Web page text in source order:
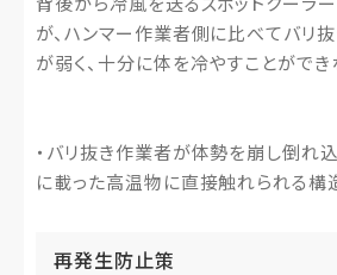
が、ハンマー作業者側に比べてバリ
が弱く、十分に体を冷やすことができ
・バリ抜き作業者が体勢を崩し倒れ
に載った高温物に直接触れられる構
再発生防止策